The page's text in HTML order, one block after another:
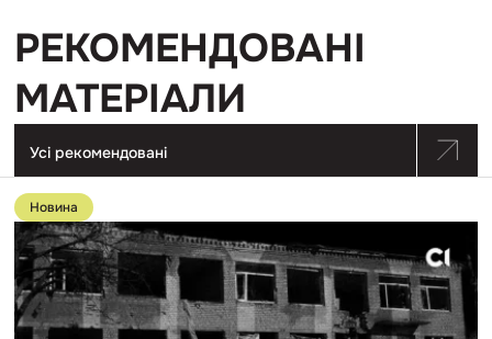
РЕКОМЕНДОВАНІ
МАТЕРІАЛИ
Усі рекомендовані
Перейти
до
публікації
Поліція
розслідує
270
злочинів
російських
військових
Новина